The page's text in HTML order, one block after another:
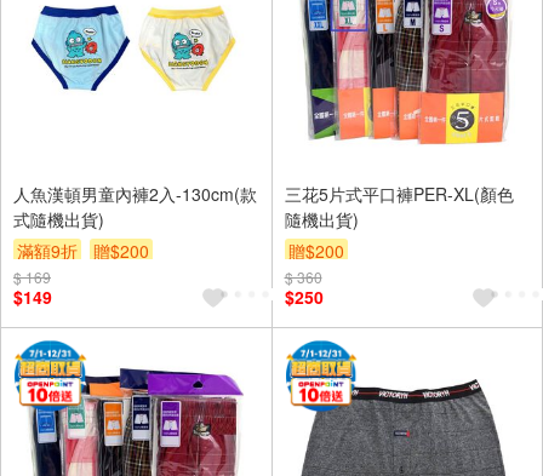
人魚漢頓男童內褲2入-130cm(款
式隨機出貨)
滿額9折
贈$200
$ 169
$149
三花5片式平口褲PER-XL(顏色
隨機出貨)
贈$200
$ 360
$250